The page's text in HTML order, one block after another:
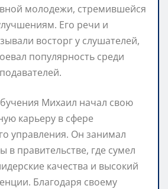
молодежи, стремившейся
Его речи и
восторг у слушателей,
популярность среди
Михаил начал свою
карьеру в сфере
управления. Он занимал
в правительстве, где сумел
качества и высокий
Благодаря своему